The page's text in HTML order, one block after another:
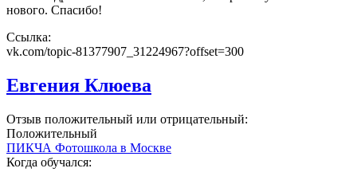
нового. Спасибо!
Ссылка:
vk.com/topic-81377907_31224967?offset=300
​Евгения Клюева
Отзыв положительный или отрицательный:
Положительный
ПИКЧА Фотошкола в Москве
Когда обучался: